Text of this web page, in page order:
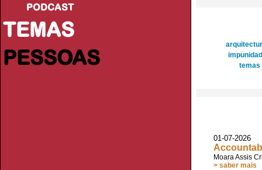
PODCAST
TEMAS
PESSOAS
temas
01-07-
Moara Assis
> saber mais